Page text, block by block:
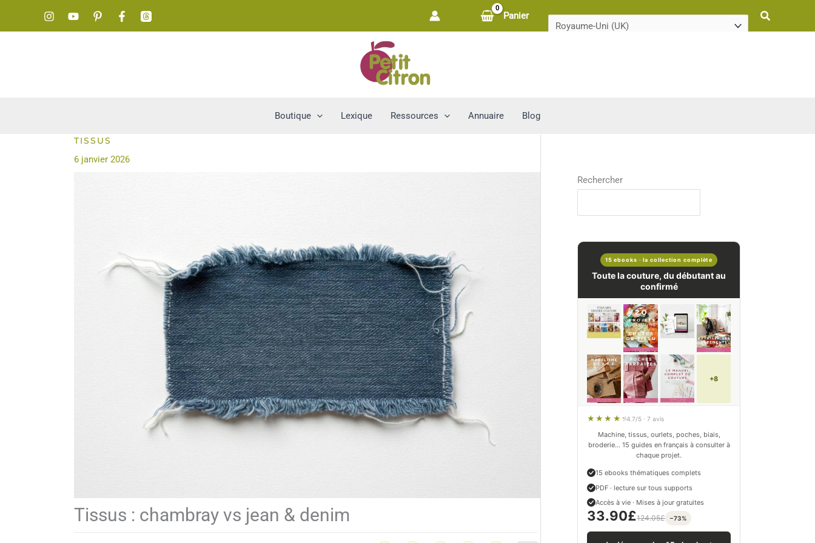
Panier Rechercher
Boutique Lexique Ressources Annuaire Blog
TISSUS
6 janvier 2026
Tissus : chambray vs jean & denim
Rechercher
15 ebooks · la collection complète
Toute la couture, du débutant au
confirmé
+8
4.7/5 · 7 avis
Machine, tissus, ourlets, poches, biais,
broderie… 15 guides en français à consulter à
chaque projet.
15 ebooks thématiques complets
PDF · lecture sur tous supports
Accès à vie · Mises à jour gratuites
33.90£124.05£ −73%